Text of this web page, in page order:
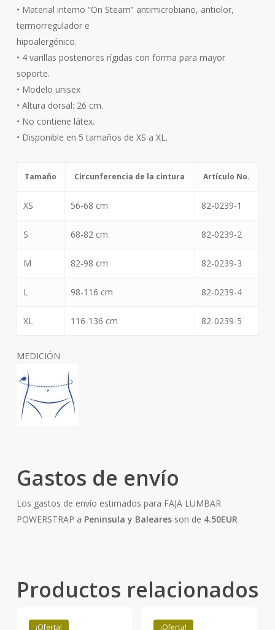
• Material interno “On Steam” antimicrobiano, antiolor,
termorregulador e
hipoalergénico.
• 4 varillas posteriores rígidas con forma para mayor
soporte.
• Modelo unisex
• Altura dorsal: 26 cm.
• No contiene látex.
• Disponible en 5 tamaños de XS a XL.
Tamaño Circunferencia de la cintura Artículo No.
XS 56-68 cm 82-0239-1
S 68-82 cm 82-0239-2
M 82-98 cm 82-0239-3
L 98-116 cm 82-0239-4
XL 116-136 cm 82-0239-5
MEDICIÓN
Gastos de envío
Los gastos de envío estimados para FAJA LUMBAR
POWERSTRAP a Peninsula y Balearesson de 4.50EUR
Productos relacionados
¡Oferta! ¡Oferta!